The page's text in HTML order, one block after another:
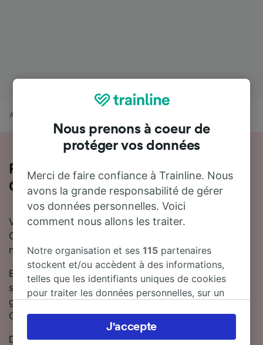
Accueil
Prendre le train de Milan à Genève
Cornavin
Vous pensez à prendre le train entre Milan et Genève
Cornavin ? Vous trouverez ici toutes les informations
nécessaires.
En général, il faut compter 8 heures 35 minutes pour
se rendre de Milan à Genève Cornavin en train. Il y a
généralement 38 trains trains par jour reliant Milan à
Genève Cornavin.
Des trains directs partent de Milan vers Genève
Nous prenons à coeur de
protéger vos données
Merci de faire confiance à Trainline. Nous
avons la grande responsabilité de gérer
vos données personnelles. Voici
comment nous allons les traiter.
Notre organisation et ses115 partenaires
stockent et/ou accèdent à des informations,
telles que les identifiants uniques de cookies
pour traiter les données personnelles, sur un
préférences, notamment en exerçant votre
droit d’opposition à l’intérêt légitime, en
J'accepte